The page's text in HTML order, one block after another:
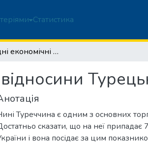
Статистика
Міжнародні економічні відносини Турецької республіки та України
Туреччина є одним з основних
сказати, що на неї припадає
і вона посідає за цим